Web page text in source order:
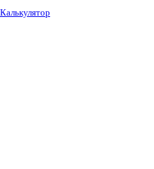
Калькулятор